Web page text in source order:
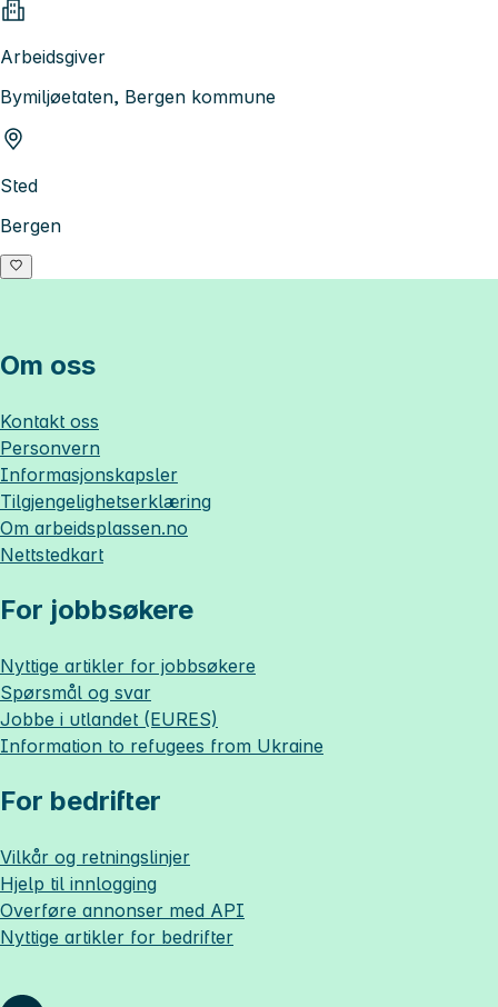
Arbeidsgiver
Bymiljøetaten, Bergen kommune
Sted
Bergen
Om oss
Kontakt oss
Personvern
Informasjonskapsler
Tilgjengelighetserklæring
Om arbeidsplassen.no
Nettstedkart
For jobbsøkere
Nyttige artikler for jobbsøkere
Spørsmål og svar
Jobbe i utlandet (EURES)
Information to refugees from Ukraine
For bedrifter
Vilkår og retningslinjer
Hjelp til innlogging
Overføre annonser med API
Nyttige artikler for bedrifter